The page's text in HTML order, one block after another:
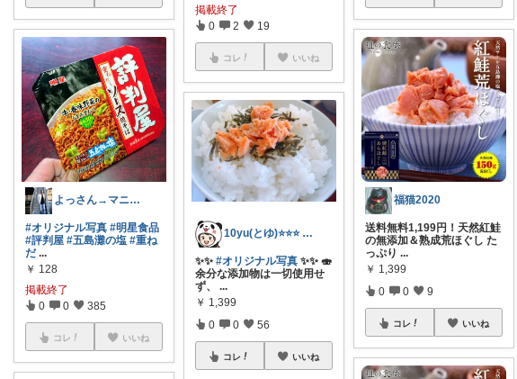
よっさん→マニアッ区♠区長№00
#オリジナル写真 #明星食品
#評判屋 #五島灘の塩 #重ね
だ ...
￥ 128
掲載終了
0 0 385
コレ いいね
掲載終了
0 2 19
コレ いいね
10yu(とゆ)⭐⭐⭐ ご購入感謝😀
✨✨#オリジナル写真 ✨✨ 🍣
余分な添加物は一切使用せ
ず、
...
￥ 1,399
0 0 56
コレ いいね
福猫2020
送料無料1,199円！天然紅鮭
の無添加＆熟成荒ほぐし た
っぷり ...
￥ 1,399
0 0 9
コレ いいね